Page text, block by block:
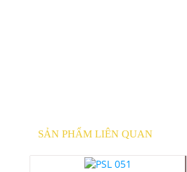
SẢN PHẨM LIÊN QUAN